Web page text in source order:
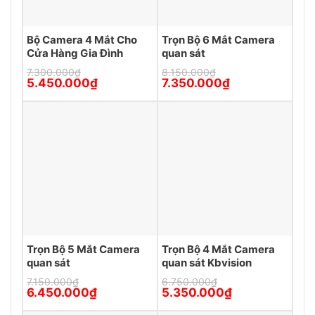
Bộ Camera 4 Mắt Cho
Cửa Hàng Gia Đình
7.300.000₫
Giá
gốc
là:
5.450.000₫Giá
tại
Trọn Bộ 6 Mắt Camera
quan sát
8.150.000₫
Giá
gốc
là:
7.350.000₫Giá
tại
Trọn Bộ 5 Mắt Camera
quan sát
7.150.000₫
Giá
gốc
là:
6.450.000₫Giá
tại
Trọn Bộ 4 Mắt Camera
quan sát Kbvision
6.750.000₫
Giá
gốc
là:
5.350.000₫Giá
tại